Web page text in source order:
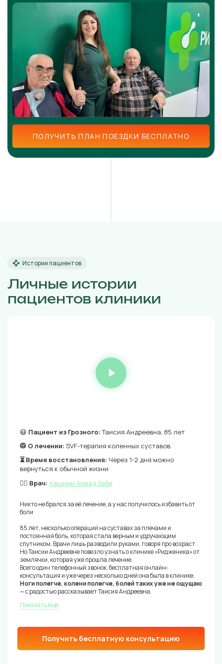
ПОЛУЧИТЬ ПЛАН ПОЕЗДКИ БЕСПЛАТНО
Истории пациентов
Личные истории
пациентов клиники
😷 Пациент из Грозного:Таисия Андреевна, 85 лет
🥼 О лечении: SVF-терапия коленных суставов
⏳ Время восстановления: Через 1-2 дня можно
вернуться к обычной жизни
👨‍⚕️ Врач: Хашими Ахмад Заби
Никто не брался за её лечение, а у нас получилось избавить от
боли
85 лет, несколько операций на суставах за плечами и
постоянная боль, которая стала верным и удручающим
спутником. Врачи лишь разводили руками, говоря про возраст.
Но Таисии Андреевне повезло узнать о клинике «Ридженика» от
землячки, которая уже прошла лечение.
Всего один телефонный звонок, бесплатная онлайн-
консультация и уже через несколько дней она была в клинике.
Ноги полегче, колени полегче, болей таких уже не ощущаю
— с радостью рассказывает Таисия Андреевна.
Показать еще
Получить бесплатную консультацию